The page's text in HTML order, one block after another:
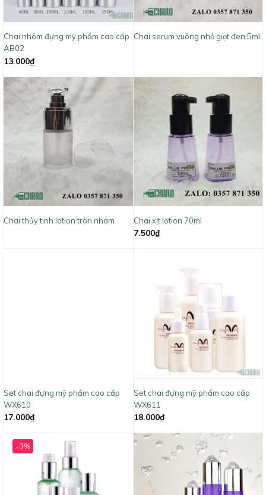
Chai nhôm đựng mỹ phẩm cao cấp
AB02
13.000₫
Chai serum vuông nhỏ giọt đen 5ml
Chai thủy tinh lotion tròn nhám Chai xịt lotion 70ml
7.500₫
Set chai đựng mỹ phẩm cao cấp
WX610
17.000₫
Set chai đựng mỹ phẩm cao cấp
WX611
18.000₫
-3%